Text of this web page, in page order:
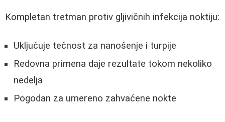
Kompletan tretman protiv gljivičnih infekcija noktiju:
Uključuje tečnost za nanošenje i turpije
Redovna primena daje rezultate tokom nekoliko
nedelja
Pogodan za umereno zahvaćene nokte